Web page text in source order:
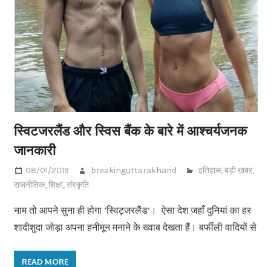
स्विटजरलैंड और स्विस बैंक के बारे में आश्चर्यजनक
जानकारी
08/01/2019 breakinguttarakhand इतिहास,बड़ी खबर,
राजनीतिक,शिक्षा,संस्कृति
नाम तो आपने सुना ही होगा ‘स्विट्जरलैंड’। ऐसा देश जहाँ दुनियां का हर
शादीशुदा जोड़ा अपना हनीमून मनाने के ख्वाब देखता हैं। बर्फीली वादियों से
READ MORE